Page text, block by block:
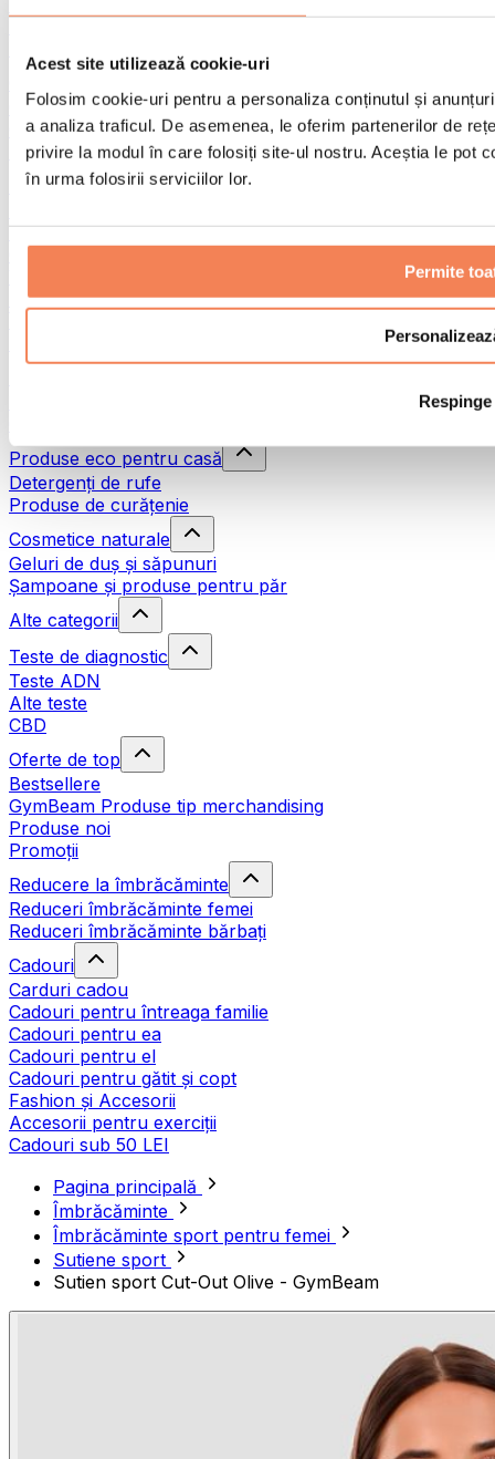
Acest site utilizează cookie-uri
Folosim cookie-uri pentru a personaliza conținutul și
a analiza traficul. De asemenea, le oferim partenerilor de
privire la modul în care folosiți site-ul nostru. Aceștia le pot
în urma folosirii serviciilor lor.
Permite
Respinge
Genți și accesorii pentru alimente
Genți pentru sala de sport
Rucsacuri
Accesorii în funcție de activitate
Sporturi de contact
Terapie prin frig
Produse eco pentru casă
Detergenți de rufe
Produse de curățenie
Cosmetice naturale
Geluri de duș și săpunuri
Șampoane și produse pentru păr
Alte categorii
Teste de diagnostic
Teste ADN
Alte teste
CBD
Oferte de top
Bestsellere
GymBeam Produse tip merchandising
Produse noi
Promoții
Reducere la îmbrăcăminte
Reduceri îmbrăcăminte femei
Reduceri îmbrăcăminte bărbați
Cadouri
Carduri cadou
Cadouri pentru întreaga familie
Cadouri pentru ea
Cadouri pentru el
Cadouri pentru gătit și copt
Fashion și Accesorii
Accesorii pentru exerciții
Cadouri sub 50 LEI
Pagina principală
Îmbrăcăminte
Îmbrăcăminte sport pentru femei
Sutiene sport
Sutien sport Cut-Out Olive - GymBeam